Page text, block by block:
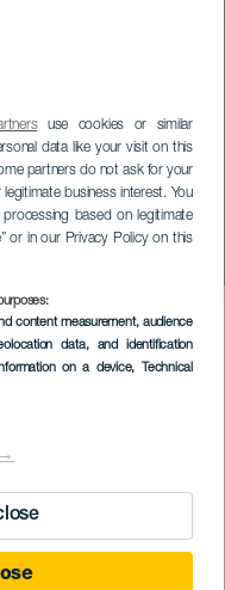
use cookies or similar
data like your visit on this
partners do not ask for your
business interest. You
based on legitimate
or in our Privacy Policy on this
content measurement, audience
data, and identification
on a device, Technical